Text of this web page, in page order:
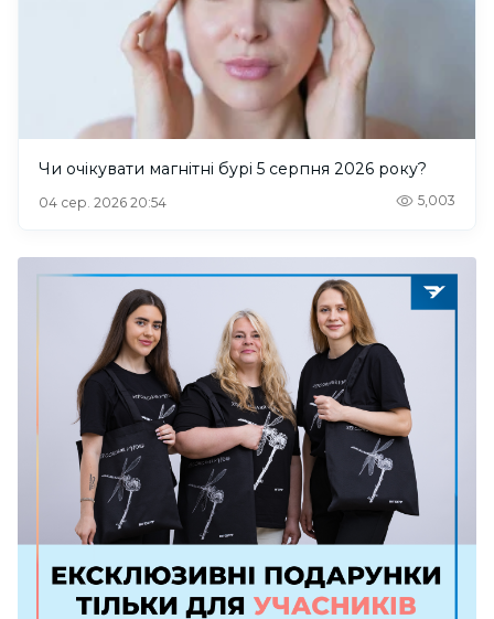
Чи очікувати магнітні бурі 5 серпня 2026 року?
04 сер. 2026 20:54 5,003